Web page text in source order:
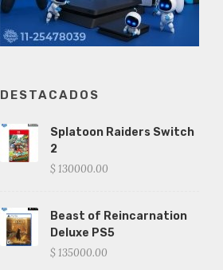
DESTACADOS
Splatoon Raiders Switch
2
$ 130000.00
Beast of Reincarnation
Deluxe PS5
$ 135000.00